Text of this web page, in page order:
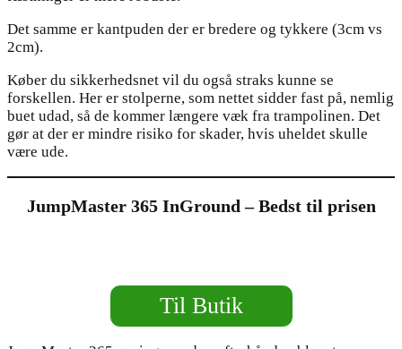
Det samme er kantpuden der er bredere og tykkere (3cm vs
2cm).
Køber du sikkerhedsnet vil du også straks kunne se
forskellen. Her er stolperne, som nettet sidder fast på, nemlig
buet udad, så de kommer længere væk fra trampolinen. Det
gør at der er mindre risiko for skader, hvis uheldet skulle
være ude.
JumpMaster 365 InGround – Bedst til prisen
Til Butik